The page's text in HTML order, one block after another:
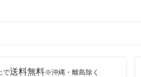
で送料無料※沖縄・離島除く